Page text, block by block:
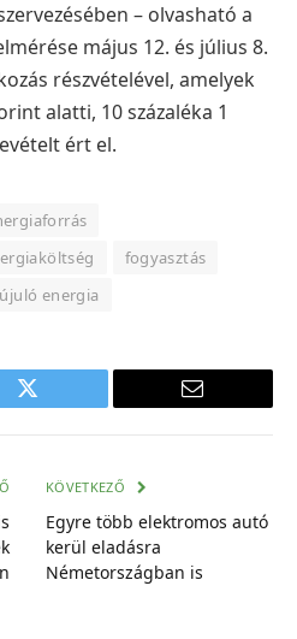
– olvasható a
május 12. és július 8.
részvételével, amelyek
alatti, 10 százaléka 1
ért el.
fogyasztás
energia
Twitter
E-
KÖVETKEZŐ
Egyre több elektromos autó
kerül eladásra
Németországban is